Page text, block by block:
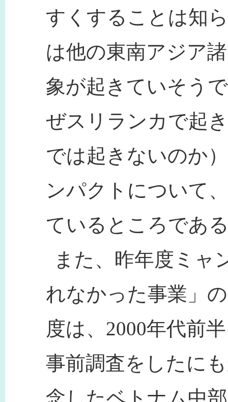
すくすることは知
は他の東南アジア
象が起きていそう
ぜスリランカで起
では起きないのか
ンパクトについて
ているところであ
また、昨年度ミャ
れなかった事業」
度は、2000年代前
事前調査をしたに